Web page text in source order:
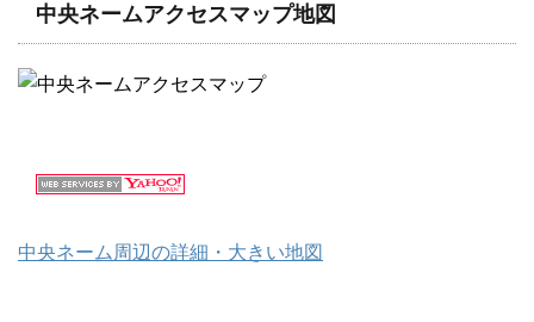
中央ネームアクセスマップ地図
中央ネーム周辺の詳細・大きい地図